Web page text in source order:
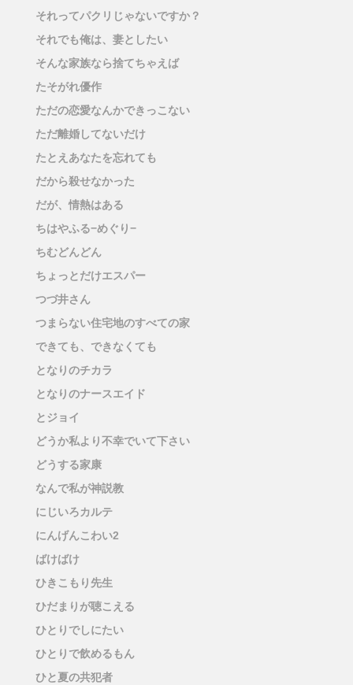
それってパクリじゃないですか？
それでも俺は、妻としたい
そんな家族なら捨てちゃえば
たそがれ優作
ただの恋愛なんかできっこない
ただ離婚してないだけ
たとえあなたを忘れても
だから殺せなかった
だが、情熱はある
ちはやふる−めぐり−
ちむどんどん
ちょっとだけエスパー
つづ井さん
つまらない住宅地のすべての家
できても、できなくても
となりのチカラ
となりのナースエイド
とジョイ
どうか私より不幸でいて下さい
どうする家康
なんで私が神説教
にじいろカルテ
にんげんこわい2
ばけばけ
ひきこもり先生
ひだまりが聴こえる
ひとりでしにたい
ひとりで飲めるもん
ひと夏の共犯者